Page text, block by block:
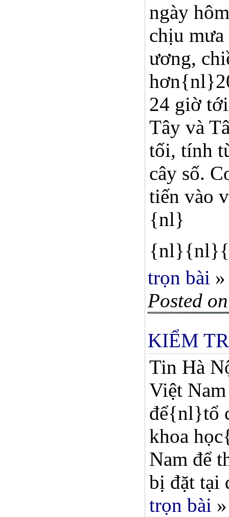
ngày
chịu
ương,
24 giờ
Tây và
tối, tính
cây số.
tiến vào
{nl}
trọn bài »
Posted
KIỂM
Tin Hà
Việt
để{nl}tổ
khoa
Nam để
bị đặt tại
trọn bài »